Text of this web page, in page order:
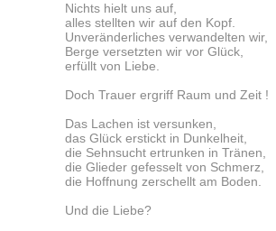
Nichts hielt uns auf,
alles stellten wir auf den Kopf.
Unveränderliches verwandelten wir,
Berge versetzten wir vor Glück,
erfüllt von Liebe.
Doch Trauer ergriff Raum und Zeit !
Das Lachen ist versunken,
das Glück erstickt in Dunkelheit,
die Sehnsucht ertrunken in Tränen,
die Glieder gefesselt von Schmerz,
die Hoffnung zerschellt am Boden.
Und die Liebe?